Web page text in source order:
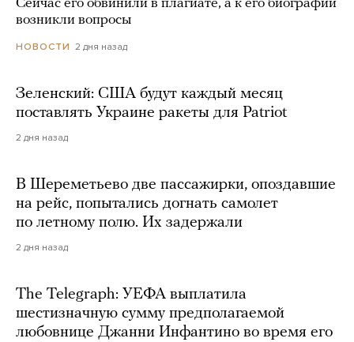
Сейчас его обвинили в плагиате, а к его биографии
возникли вопросы
НОВОСТИ 2 дня назад
Зеленский: США будут каждый месяц
поставлять Украине ракеты для Patriot
2 дня назад
В Шереметьево две пассажирки, опоздавшие
на рейс, попытались догнать самолет
по летному полю. Их задержали
2 дня назад
The Telegraph: УЕФА выплатила
шестизначную сумму предполагаемой
любовнице Джанни Инфантино во время его